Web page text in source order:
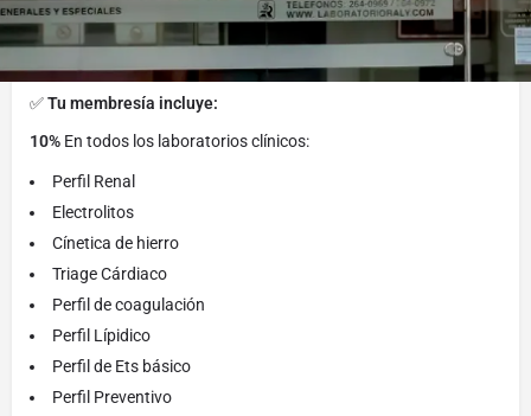
✅Tu membresía incluye:
10% En todos los laboratorios clínicos:
Perfil Renal
Electrolitos
Cínetica de hierro
Triage Cárdiaco
Perfil de coagulación
Perfil Lípidico
Perfil de Ets básico
Perfil Preventivo